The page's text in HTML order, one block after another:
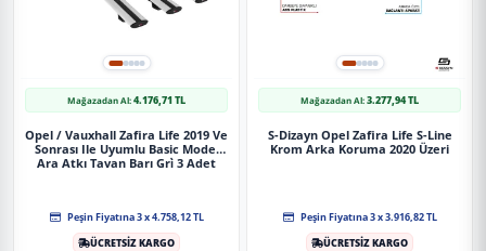
Mağazadan Al:4.176,71 TL
Opel / Vauxhall Zafira Life 2019 Ve
Sonrası Ile Uyumlu Basic Model
Ara Atkı Tavan Barı Gri̇ 3 Adet
Peşin Fiyatına 3 x 4.758,12 TL
ÜCRETSİZ KARGO
Mağazadan Al:3.277,94 TL
S-Dizayn Opel Zafira Life S-Line
Krom Arka Koruma 2020 Üzeri
Peşin Fiyatına 3 x 3.916,82 TL
ÜCRETSİZ KARGO